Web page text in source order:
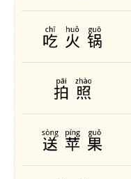
吃火锅
拍照
送苹果